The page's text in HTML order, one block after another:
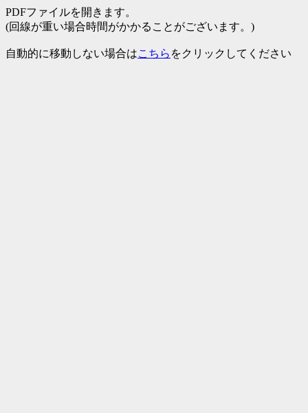
PDFファイルを開きます。
(回線が重い場合時間がかかることがございます。)
自動的に移動しない場合はこちら をクリックしてください